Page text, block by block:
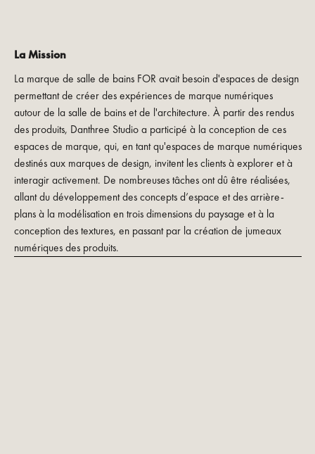
La Mission
La marque de salle de bains FOR avait besoin d'espaces de design
permettant de créer des expériences de marque numériques
autour de la salle de bains et de l'architecture. À partir des rendus
des produits, Danthree Studio a participé à la conception de ces
espaces de marque, qui, en tant qu'espaces de marque numériques
destinés aux marques de design, invitent les clients à explorer et à
interagir activement. De nombreuses tâches ont dû être réalisées,
allant du développement des concepts d’espace et des arrière-
plans à la modélisation en trois dimensions du paysage et à la
conception des textures, en passant par la création de jumeaux
numériques des produits.